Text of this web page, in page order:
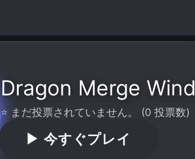
Dragon Merge Wind
⭐ まだ投票されていません。 (0 投票数)
▶ 今すぐプレイ